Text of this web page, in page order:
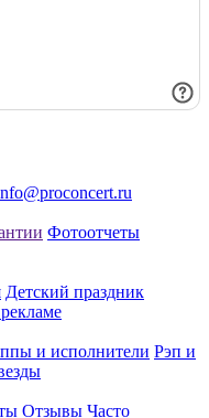
Фотоотчеты
Детский праздник
и исполнители Рэп и
Отзывы Часто